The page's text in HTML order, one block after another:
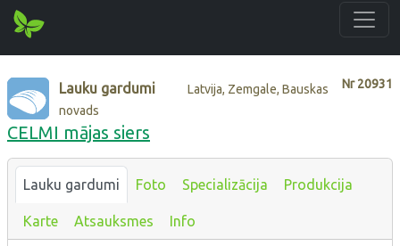
Nr20931
Lauku gardumi
Latvija, Zemgale, Bauskas
novads
CELMI mājas siers
Lauku gardumi Foto Specializācija Produkcija
Karte Atsauksmes Info